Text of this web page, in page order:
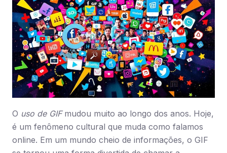
O uso de GIFmudou muito ao longo dos anos. Hoje,
é um fenômeno cultural que muda como falamos
online. Em um mundo cheio de informações, o GIF